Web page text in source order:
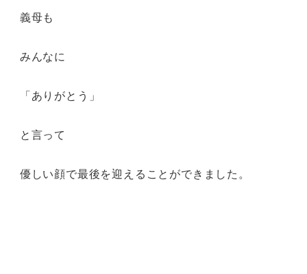
義母も
みんなに
「ありがとう」
と言って
優しい顔で最後を迎えることができました。